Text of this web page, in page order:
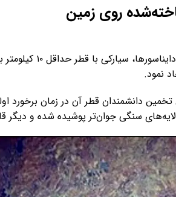
روی زمین
حدود ۲ میلیارد سال قبل و
لایه‌های سنگی جوان‌تر پوشیده شده و